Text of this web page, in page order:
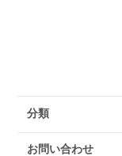
分類
お問い合わせ